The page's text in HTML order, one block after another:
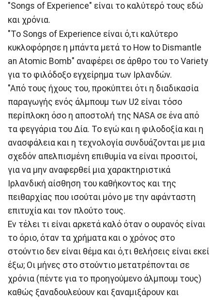
"Songs of Experience" είναι το καλύτερό τους εδώ
και χρόνια.
"Το Songs of Experience είναι ό,τι καλύτερο
κυκλοφόρησε η μπάντα μετά το How to Dismantle
an Atomic Bomb" αναφέρει σε άρθρο του το Variety
για το φιλόδοξο εγχείρημα των Ιρλανδών.
"Από τους ήχους του, προκύπτει ότι η διαδικασία
παραγωγής ενός άλμπουμ των U2 είναι τόσο
περίπλοκη όσο η αποστολή της NASA σε ένα από
τα φεγγάρια του Δία. Το εγώ και η φιλοδοξία και η
ανασφάλεια και η τεχνολογία συνδυάζονται με μια
σχεδόν απελπισμένη επιθυμία να είναι προσιτοί,
για να μην αναφερθεί μια χαρακτηριστικά
Ιρλανδική αίσθηση του καθήκοντος και της
πειθαρχίας που ισούται μόνο με την αφάνταστη
επιτυχία και τον πλούτο τους.
Eν τέλει τι είναι αρκετά καλό όταν ο ουρανός είναι
το όριο, όταν τα χρήματα και ο χρόνος στο
στούντιο δεν είναι θέμα και ό,τι θελήσεις είναι εκεί
έξω; Οι μήνες στο στούντιο μετατρέπονται σε
χρόνια (πέντε για το προηγούμενο άλμπουμ τους)
καθώς ξαναδουλεύουν και ξαναμιξάρουν και